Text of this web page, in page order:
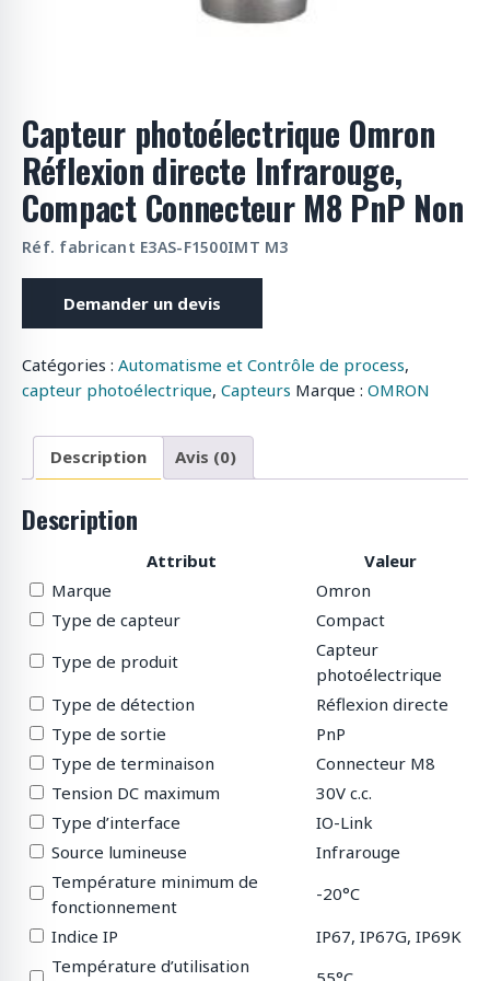
Capteur photoélectrique Omron
Réflexion directe Infrarouge,
Compact Connecteur M8 PnP Non
Réf. fabricant E3AS-F1500IMT M3
Demander un devis
Catégories : Automatisme et Contrôle de process,
capteur photoélectrique, Capteurs Marque : OMRON
Description Avis (0)
Description
Attribut
Valeur
Marque
Omron
Type de capteur
Compact
Type de produit
Capteur
photoélectrique
Type de détection
Réflexion directe
Type de sortie
PnP
Type de terminaison
Connecteur M8
Tension DC maximum
30V c.c.
Type d’interface
IO-Link
Source lumineuse
Infrarouge
Température minimum de
fonctionnement
-20°C
Indice IP
IP67, IP67G, IP69K
Température d’utilisation